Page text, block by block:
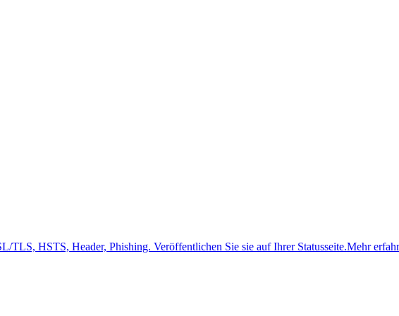
TLS, HSTS, Header, Phishing. Veröffentlichen Sie sie auf Ihrer Statusseite.Mehr